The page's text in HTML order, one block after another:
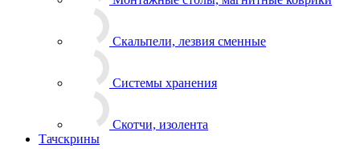
Скотчи, изолента